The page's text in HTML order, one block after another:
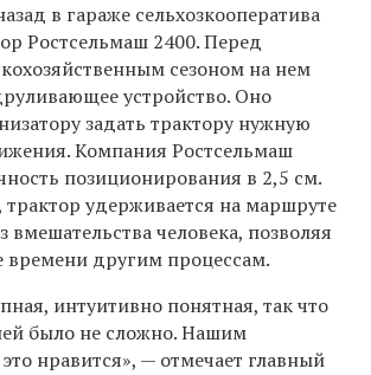
в гараже сельхозкооператива
Ростсельмаш 2400. Перед
сезоном на нем
устройство. Оно
задать трактору нужную
Компания Ростсельмаш
позиционирования в 2,5 см.
удерживается на маршруте
вмешательства человека, позволяя
времени другим процессам.
интуитивно понятная, так что
было не сложно. Нашим
нравится», — отмечает главный